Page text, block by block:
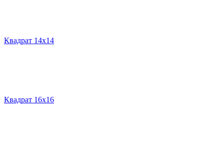
Квадрат 14х14
Квадрат 16х16